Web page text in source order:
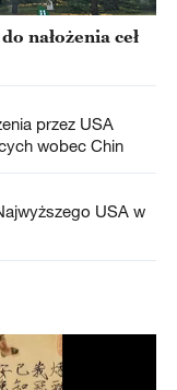
nałożenia ceł
przez USA
wobec Chin
USA w